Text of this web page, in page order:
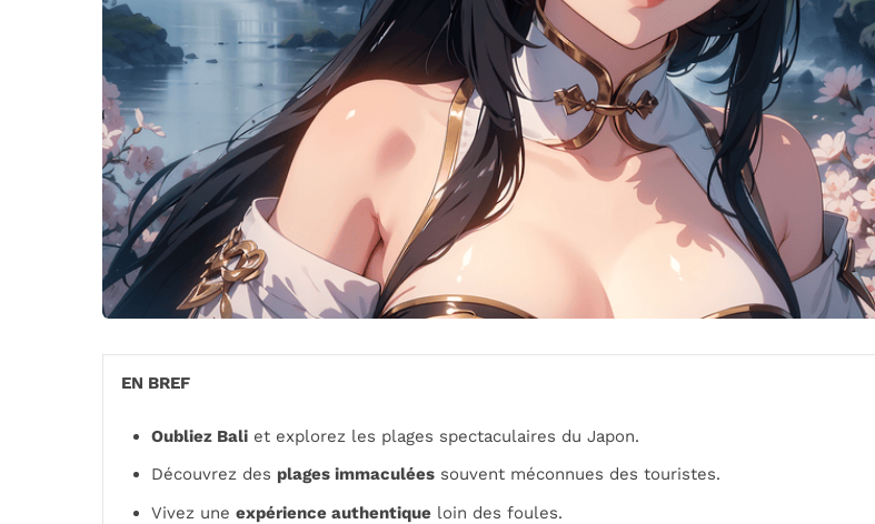
EN BREF
Oubliez Bali et explorez les plages spectaculaires du Japon.
Découvrez des plages immaculées souvent méconnues des touristes.
Vivez une expérience authentique loin des foules.